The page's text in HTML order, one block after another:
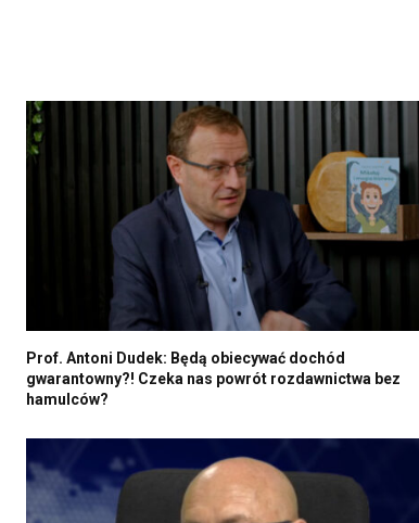
Prof. Antoni Dudek: Będą obiecywać dochód
gwarantowny?! Czeka nas powrót rozdawnictwa bez
hamulców?